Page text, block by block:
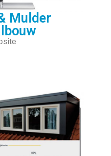
Mulder